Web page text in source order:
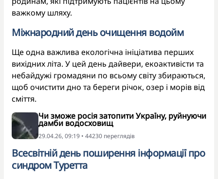
важкому шляху.
Міжнародний день очищення водойм
Ще одна важлива екологічна ініціатива перших
вихідних літа. У цей день дайвери, екоактивісти та
небайдужі громадяни по всьому світу збираються,
щоб очистити дно та береги річок, озер і морів від
сміття.
Чи зможе росія затопити Україну, руйнуючи
дамби водосховищ
29.04.26, 09:19 • 44230 переглядiв
Всесвітній день поширення інформації про
синдром Туретта